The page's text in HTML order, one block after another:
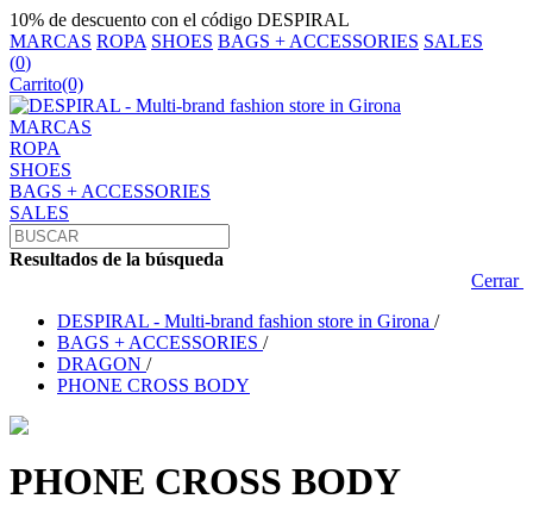
10% de descuento con el código DESPIRAL
MARCAS ROPA SHOES BAGS + ACCESSORIES SALES
(0)
Carrito(0)
MARCAS
ROPA
SHOES
BAGS + ACCESSORIES
SALES
Resultados de la búsqueda
Cerrar
DESPIRAL - Multi-brand fashion store in Girona /
BAGS + ACCESSORIES /
DRAGON /
PHONE CROSS BODY
PHONE CROSS BODY